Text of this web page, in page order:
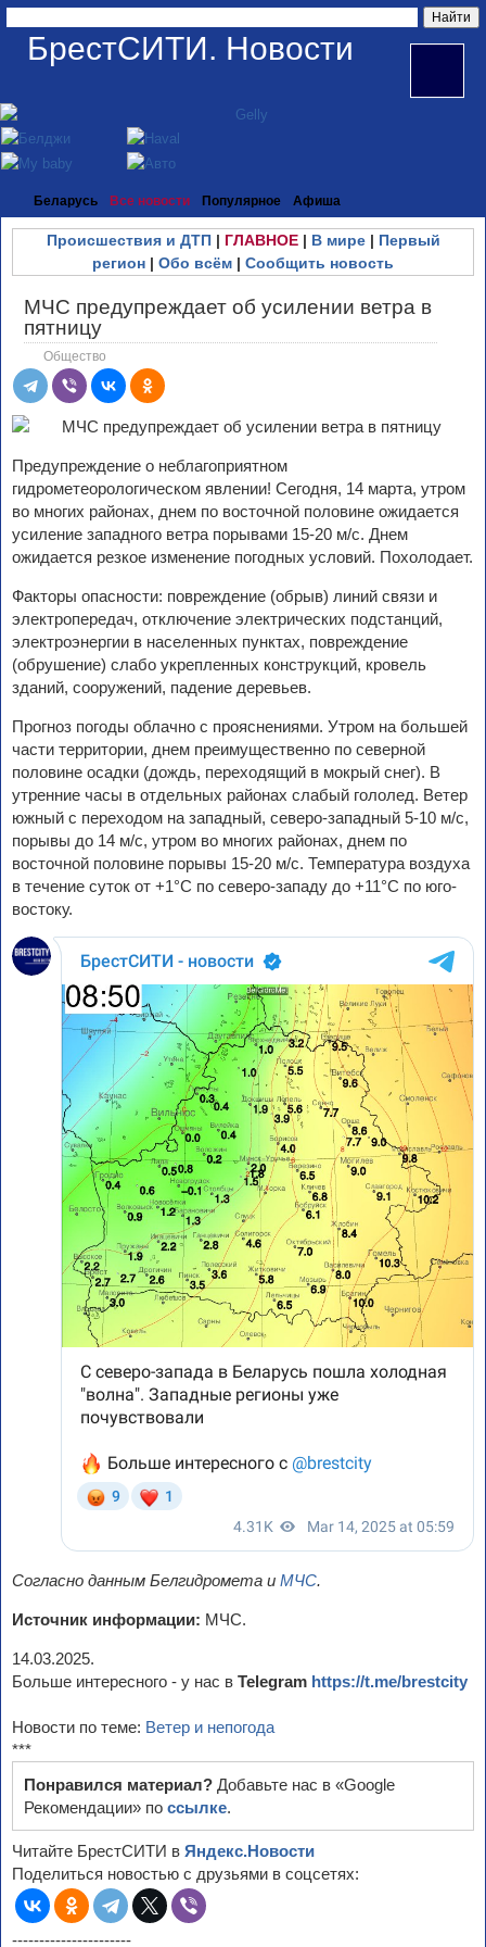
БрестСИТИ. Новости
Беларусь Все новости Популярное Афиша
Происшествия и ДТП| ГЛАВНОЕ| В мире| Первый
регион | Обо всём | Сообщить новость
МЧС предупреждает об усилении ветра в
пятницу
Общество
Предупреждение о неблагоприятном
гидрометеорологическом явлении! Сегодня, 14 марта, утром
во многих районах, днем по восточной половине ожидается
усиление западного ветра порывами 15-20 м/с. Днем
ожидается резкое изменение погодных условий. Похолодает.
Факторы опасности: повреждение (обрыв) линий связи и
электропередач, отключение электрических подстанций,
электроэнергии в населенных пунктах, повреждение
(обрушение) слабо укрепленных конструкций, кровель
зданий, сооружений, падение деревьев.
Прогноз погоды облачно с прояснениями. Утром на большей
части территории, днем преимущественно по северной
половине осадки (дождь, переходящий в мокрый снег). В
утренние часы в отдельных районах слабый гололед. Ветер
южный с переходом на западный, северо-западный 5-10 м/с,
порывы до 14 м/с, утром во многих районах, днем по
восточной половине порывы 15-20 м/с. Температура воздуха
в течение суток от +1°С по северо-западу до +11°С по юго-
востоку.
Согласно данным Белгидромета и МЧС.
Источник информации: МЧС.
14.03.2025.
Больше интересного - у нас в Telegram https://t.me/brestcity
Новости по теме: Ветер и непогода
***
Понравился материал? Добавьте нас в «Google
Рекомендации» по ссылке.
Читайте БрестСИТИ в Яндекс.Новости
Поделиться новостью с друзьями в соцсетях:
----------------------